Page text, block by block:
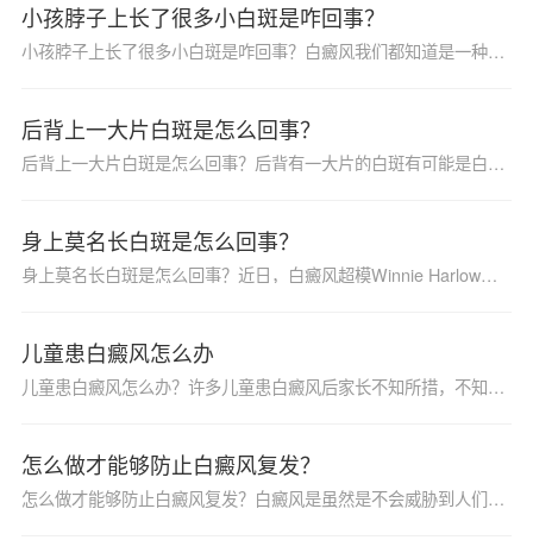
小孩脖子上长了很多小白斑是咋回事？
小孩脖子上长了很多小白斑是咋回事？白癜风我们都知道是一种比较常见的皮肤科疾病之一，该病患病率逐年上升，该疾病不仅对患者身体健康伤害极大，如果没有及时得到治疗还很容易引起其他疾病，随着我国医学水平的不断发展，治疗白癜风的方法也有很多，比如药物治疗方法等，那么下面为大家详细介绍一下吧。
后背上一大片白斑是怎么回事？
后背上一大片白斑是怎么回事？后背有一大片的白斑有可能是白癜风，因为白癜风的症状和其他的一些疾病比较相似，所以具体的情况是需要患者到医院去检查的，不是说所有的白斑都是白癜风，所以说去医院用仪器检查这样得出的结果也是精准的，知道自己到底是什么病才能用相对应的药物治疗治疗好，要不然的话会影响白癜风的病情，那么后背上一大片白斑是怎么回事？
身上莫名长白斑是怎么回事？
身上莫名长白斑是怎么回事？近日，白癜风超模Winnie Harlow如愿登上了维密舞台，有关此次她的登台无疑带来不小的争论，她也让白癜风这个词持续在媒体刷屏，更多的人开始注意到白癜风这种疾病。那么，到底什么是白癜风呢？
儿童患白癜风怎么办
儿童患白癜风怎么办？许多儿童患白癜风后家长不知所措，不知道那些能做，那些不能做的，由于儿童年龄较小，不懂得怎么护理好自己身上的白斑，也不懂得怎么怎么进行科学的治疗，在饮食上面需要家长们的督促。那么，怎样才能治好孩子的白癜风呢？
怎么做才能够防止白癜风复发？
怎么做才能够防止白癜风复发？白癜风是虽然是不会威胁到人们的生命，但是对患者的日常生活和工作影响都是相当大的，需要第一时间采取治疗白癜风的措施才行，但是根据我国的临床调查显示发现，很多患者在治愈后还会复发，为了减少患者的复发几率，为大家介绍的则是怎么做才能够防止白癜风复发，想要了解的朋友下面我们一起看下介绍吧。